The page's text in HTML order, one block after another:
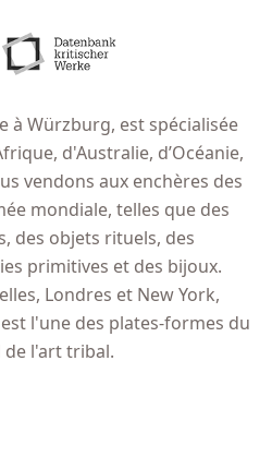
à Würzburg, est spécialisée
d'Australie, d’Océanie,
vendons aux enchères des
mondiale, telles que des
des objets rituels, des
primitives et des bijoux.
Londres et New York,
l'une des plates-formes du
l'art tribal.